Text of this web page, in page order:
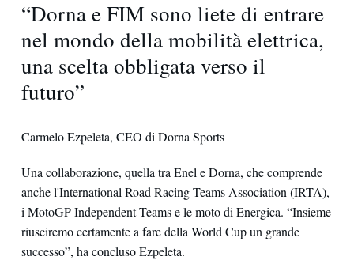
“Dorna e FIM sono liete di entrare
nel mondo della mobilità elettrica,
una scelta obbligata verso il
futuro”
Carmelo Ezpeleta, CEO di Dorna Sports
Una collaborazione, quella tra Enel e Dorna, che comprende
anche l'International Road Racing Teams Association (IRTA),
i MotoGP Independent Teams e le moto di Energica. “Insieme
riusciremo certamente a fare della World Cup un grande
successo”, ha concluso Ezpeleta.